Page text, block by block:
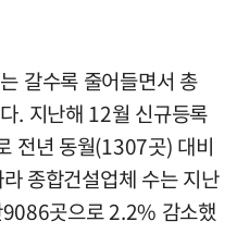
갈수록 줄어들면서 총
. 지난해 12월 신규등록
전년 동월(1307곳) 대비
종합건설업체 수는 지난
곳으로 2.2% 감소했